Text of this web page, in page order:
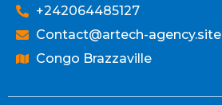
+242064485127
Contact@artech-agency.site
Congo Brazzaville